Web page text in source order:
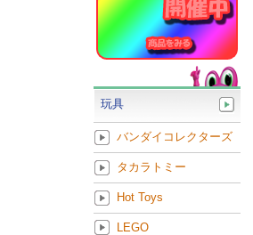
玩具
バンダイコレクターズ
タカラトミー
Hot Toys
LEGO